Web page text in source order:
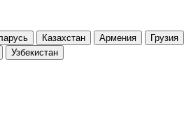
Казахстан Армения
Грузия
Узбекистан